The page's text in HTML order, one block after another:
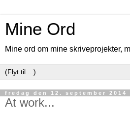
Mine Ord
Mine ord om mine skriveprojekter,
fredag den 12. september 2014
At work...